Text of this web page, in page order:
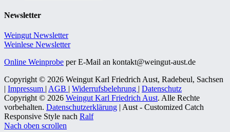
Newsletter
Weingut Newsletter
Weinlese Newsletter
Online Weinprobe per E-Mail an kontakt@weingut-aust.de
Copyright © 2026 Weingut Karl Friedrich Aust, Radebeul, Sachsen
| Impressum | AGB | Widerrufsbelehrung | Datenschutz
Copyright © 2026 Weingut Karl Friedrich Aust. Alle Rechte
vorbehalten. Datenschutzerklärung | Aust - Customized Catch
Responsive Style nach Ralf
Nach oben scrollen